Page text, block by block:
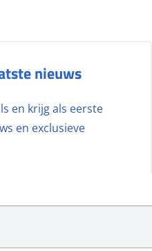
nieuws
en krijg als eerste
en exclusieve